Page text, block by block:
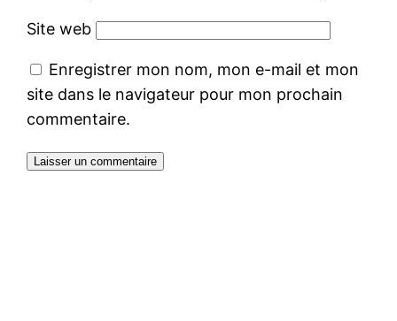
Site web
Enregistrer mon nom, mon e-mail et mon
site dans le navigateur pour mon prochain
commentaire.